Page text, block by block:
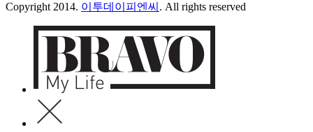
Copyright 2014. 이투데이피엔씨 . All rights reserved